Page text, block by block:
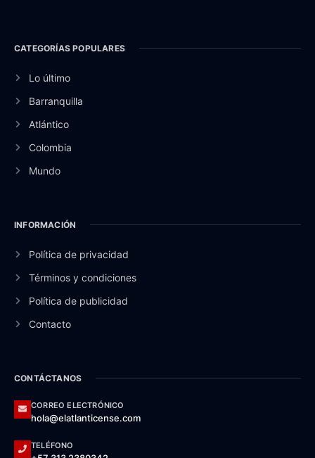
CATEGORÍAS POPULARES
Lo último
Barranquilla
Atlántico
Colombia
Mundo
INFORMACIÓN
Política de privacidad
Términos y condiciones
Política de publicidad
Contacto
CONTÁCTANOS
CORREO ELECTRÓNICO
hola@elatlanticense.com
TELÉFONO